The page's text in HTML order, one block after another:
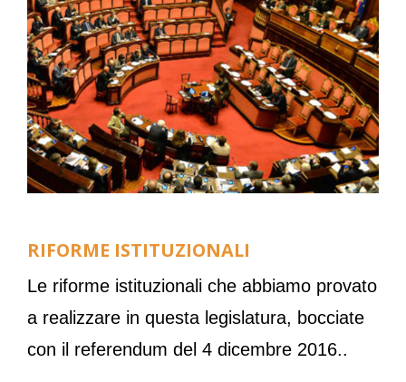
RIFORME ISTITUZIONALI
Le riforme istituzionali che abbiamo provato
a realizzare in questa legislatura, bocciate
con il referendum del 4 dicembre 2016..